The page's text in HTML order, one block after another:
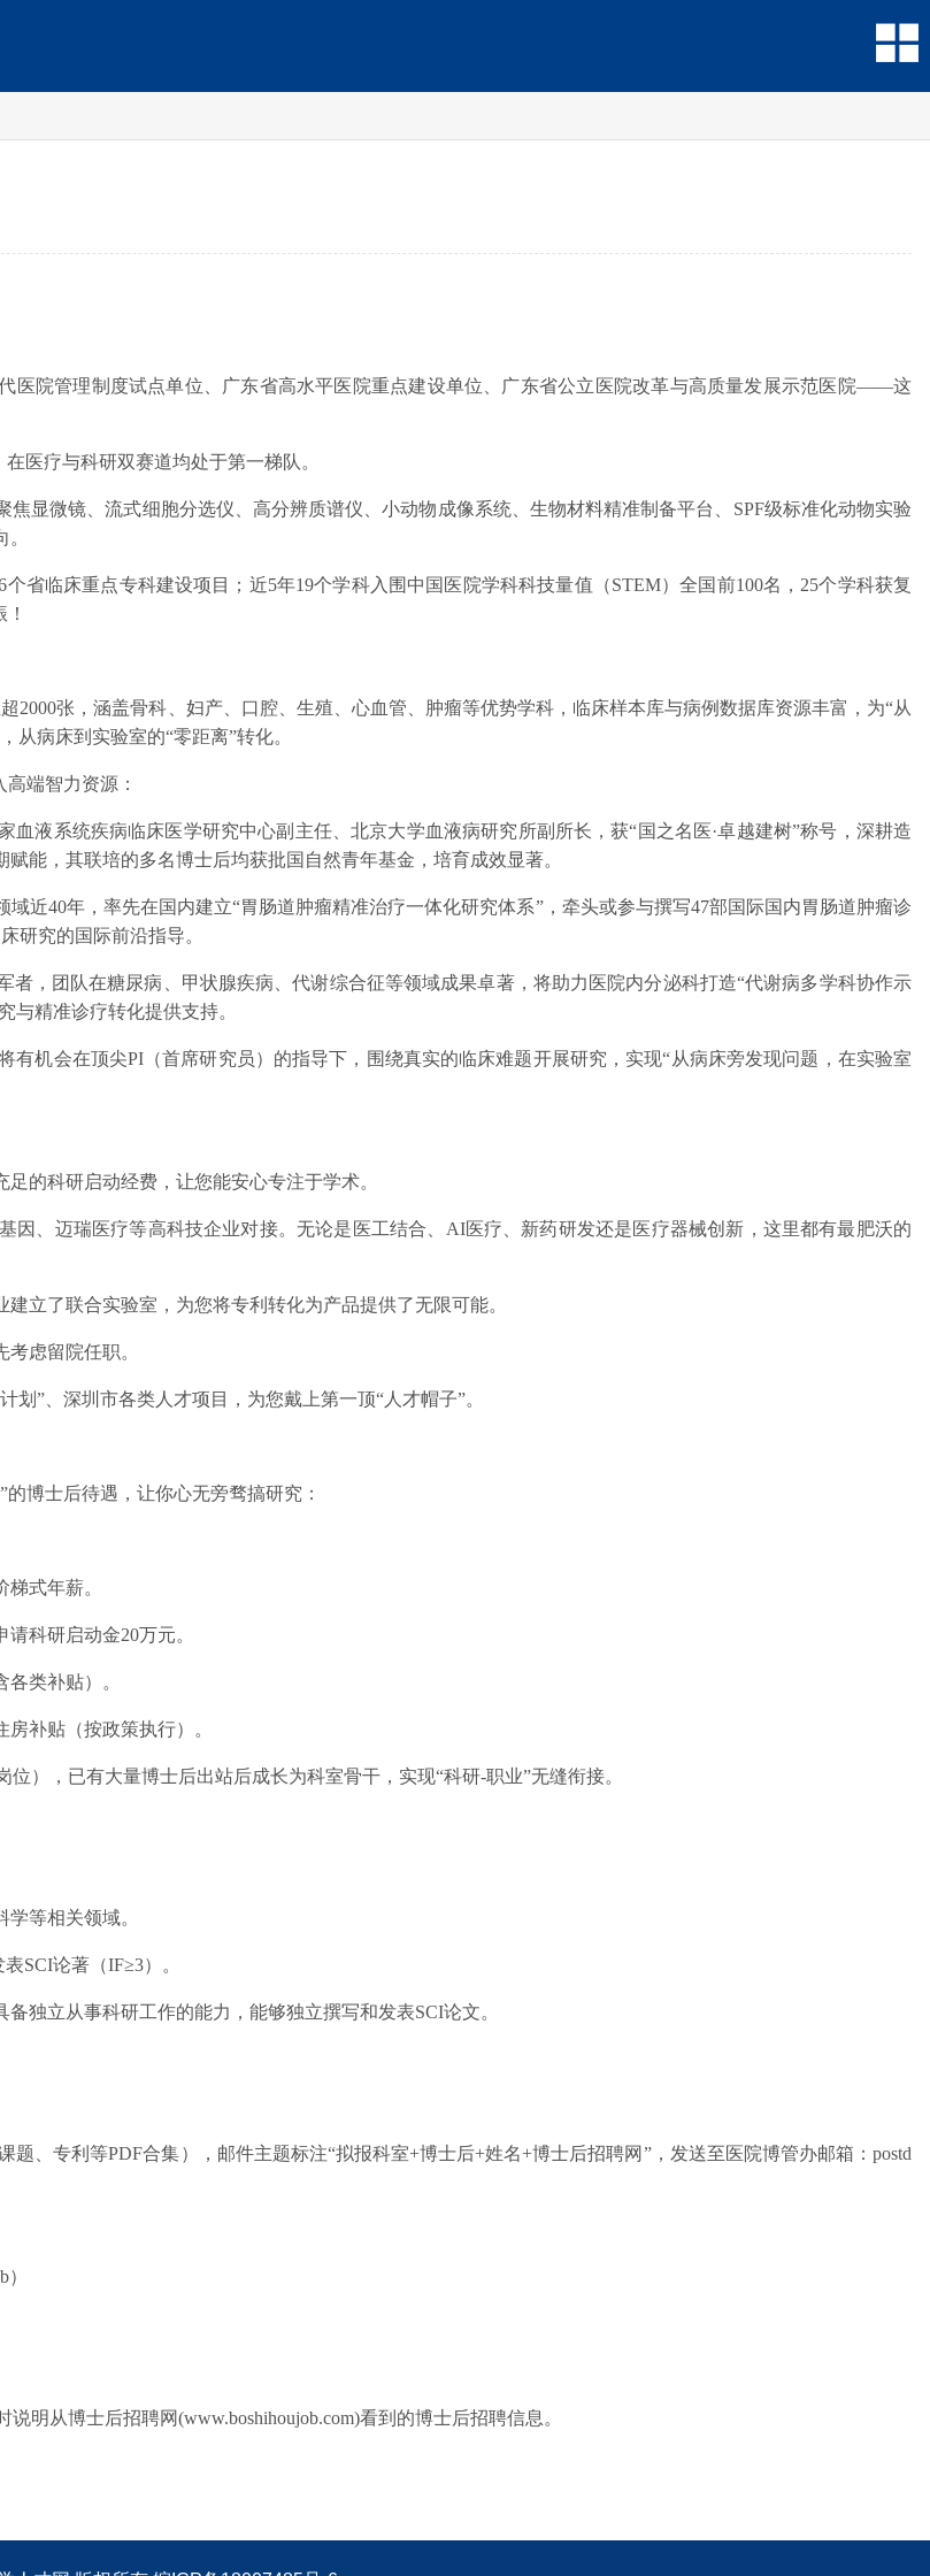
医院管理制度试点单位、广东省高水平医院重点建设单位、广东省公立医院改革与高质量发展示范医院——这
医疗与科研双赛道均处于第一梯队。
显微镜、流式细胞分选仪、高分辨质谱仪、小动物成像系统、生物材料精准制备平台、SPF级标准化动物实验
省临床重点专科建设项目；近5年19个学科入围中国医院学科科技量值（STEM）全国前100名，25个学科获复
2000张，涵盖骨科、妇产、口腔、生殖、心血管、肿瘤等优势学科，临床样本库与病例数据库资源丰富，为“从
从病床到实验室的“零距离”转化。
端智力资源：
液系统疾病临床医学研究中心副主任、北京大学血液病研究所副所长，获“国之名医·卓越建树”称号，深耕造
能，其联培的多名博士后均获批国自然青年基金，培育成效显著。
近40年，率先在国内建立“胃肠道肿瘤精准治疗一体化研究体系”，牵头或参与撰写47部国际国内胃肠道肿瘤诊
研究的国际前沿指导。
，团队在糖尿病、甲状腺疾病、代谢综合征等领域成果卓著，将助力医院内分泌科打造“代谢病多学科协作示
与精准诊疗转化提供支持。
有机会在顶尖PI（首席研究员）的指导下，围绕真实的临床难题开展研究，实现“从病床旁发现问题，在实验室
的科研启动经费，让您能安心专注于学术。
、迈瑞医疗等高科技企业对接。无论是医工结合、AI医疗、新药研发还是医疗器械创新，这里都有最肥沃的
立了联合实验室，为您将专利转化为产品提供了无限可能。
虑留院任职。
”、深圳市各类人才项目，为您戴上第一顶“人才帽子”。
博士后待遇，让你心无旁骛搞研究：
式年薪。
科研启动金20万元。
类补贴）。
补贴（按政策执行）。
），已有大量博士后出站后成长为科室骨干，实现“科研-职业”无缝衔接。
等相关领域。
SCI论著（IF≥3）。
独立从事科研工作的能力，能够独立撰写和发表SCI论文。
、专利等PDF合集），邮件主题标注“拟报科室+博士后+姓名+博士后招聘网”，发送至医院博管办邮箱：postd
明从博士后招聘网(www.boshihoujob.com)看到的博士后招聘信息。